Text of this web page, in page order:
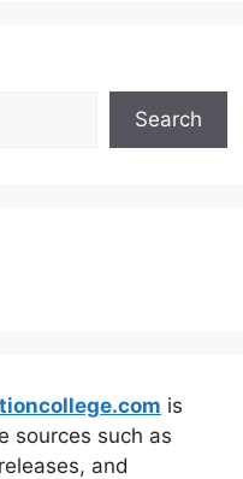
Search
is
sources such as
and